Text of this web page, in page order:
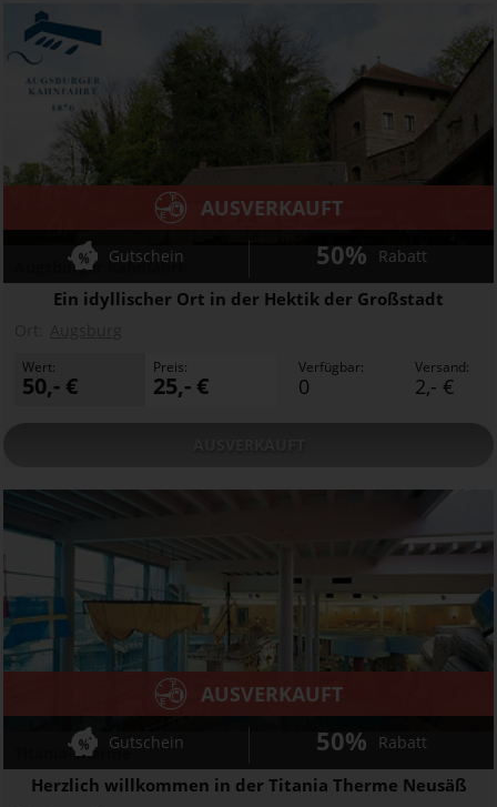
Augsburger Kahnfahrt
Ein idyllischer Ort in der Hektik der Großstadt
AUSVERKAUFT
Gutschein 50% Rabatt
Wert:
50,- €
Preis:
25,- €
Verfügbar:
0
Versand:
2,- €
Titania-Therme
Herzlich willkommen in der Titania Therme Neusäß
AUSVERKAUFT
Gutschein 50% Rabatt